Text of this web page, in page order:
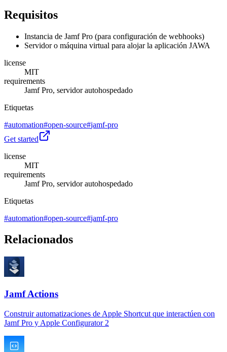
Requisitos
Instancia de Jamf Pro (para configuración de webhooks)
Servidor o máquina virtual para alojar la aplicación JAWA
license
MIT
requirements
Jamf Pro, servidor autohospedado
Etiquetas
#automation#open-source#jamf-pro
Get started
license
MIT
requirements
Jamf Pro, servidor autohospedado
Etiquetas
#automation#open-source#jamf-pro
Relacionados
Jamf Actions
Construir automatizaciones de Apple Shortcut que interactúen con
Jamf Pro y Apple Configurator 2